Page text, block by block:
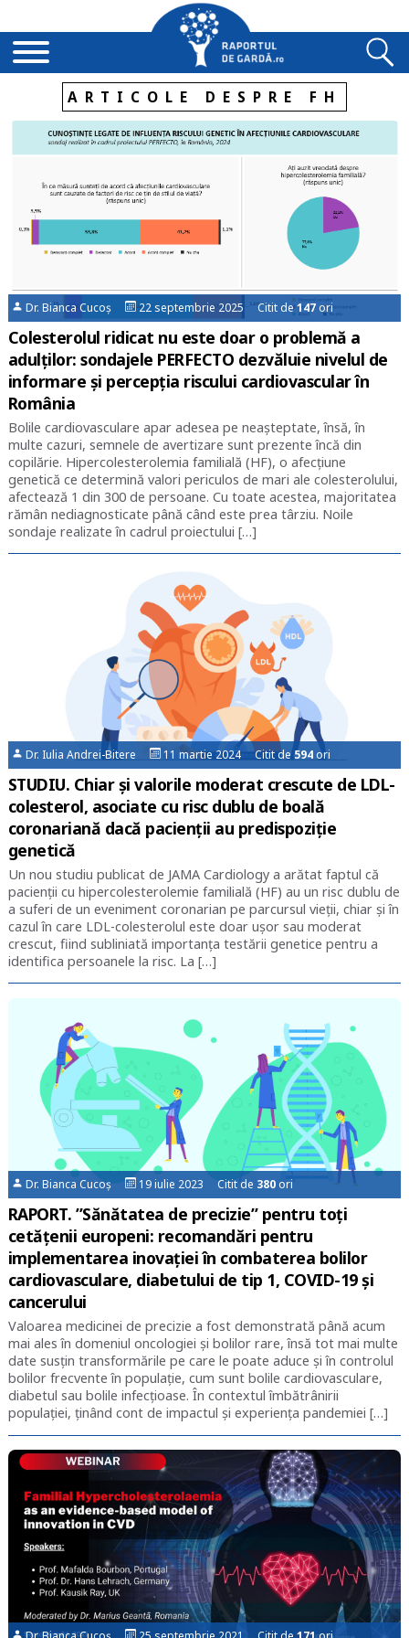
ARTICOLE DESPRE FH
Dr. Bianca Cucoș 22 septembrie 2025 Citit de147 ori
Colesterolul ridicat nu este doar o problemă a
adulților: sondajele PERFECTO dezvăluie nivelul de
informare și percepția riscului cardiovascular în
România
Bolile cardiovasculare apar adesea pe neașteptate, însă, în
multe cazuri, semnele de avertizare sunt prezente încă din
copilărie. Hipercolesterolemia familială (HF), o afecțiune
genetică ce determină valori periculos de mari ale colesterolului,
afectează 1 din 300 de persoane. Cu toate acestea, majoritatea
rămân nediagnosticate până când este prea târziu. Noile
sondaje realizate în cadrul proiectului […]
Dr. Iulia Andrei-Bitere 11 martie 2024 Citit de594 ori
STUDIU. Chiar și valorile moderat crescute de LDL-
colesterol, asociate cu risc dublu de boală
coronariană dacă pacienții au predispoziție
genetică
Un nou studiu publicat de JAMA Cardiology a arătat faptul că
pacienții cu hipercolesterolemie familială (HF) au un risc dublu de
a suferi de un eveniment coronarian pe parcursul vieții, chiar și în
cazul în care LDL-colesterolul este doar ușor sau moderat
crescut, fiind subliniată importanța testării genetice pentru a
identifica persoanele la risc. La […]
Dr. Bianca Cucoș 19 iulie 2023 Citit de 380 ori
RAPORT. ”Sănătatea de precizie” pentru toți
cetățenii europeni: recomandări pentru
implementarea inovației în combaterea bolilor
cardiovasculare, diabetului de tip 1, COVID-19 și
cancerului
Valoarea medicinei de precizie a fost demonstrată până acum
mai ales în domeniul oncologiei și bolilor rare, însă tot mai multe
date susțin transformările pe care le poate aduce și în controlul
bolilor frecvente în populație, cum sunt bolile cardiovasculare,
diabetul sau bolile infecțioase. În contextul îmbătrânirii
populației, ținând cont de impactul și experiența pandemiei […]